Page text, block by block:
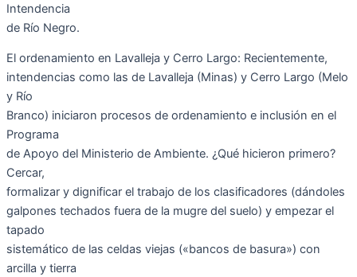
Intendencia
de Río Negro.
El ordenamiento en Lavalleja y Cerro Largo: Recientemente,
intendencias como las de Lavalleja (Minas) y Cerro Largo (Melo
y Río
Branco) iniciaron procesos de ordenamiento e inclusión en el
Programa
de Apoyo del Ministerio de Ambiente. ¿Qué hicieron primero?
Cercar,
formalizar y dignificar el trabajo de los clasificadores (dándoles
galpones techados fuera de la mugre del suelo) y empezar el
tapado
sistemático de las celdas viejas («bancos de basura») con
arcilla y tierra